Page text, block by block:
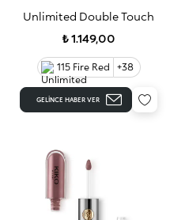
Unlimited Double Touch
₺ 1.149,00
115 Fire Red +38
GELINCE HABER VER